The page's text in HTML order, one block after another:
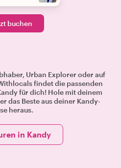
buchen
Urban Explorer oder auf
findet die passenden
für dich! Hole mit deinem
das Beste aus deiner Kandy-
heraus.
in Kandy